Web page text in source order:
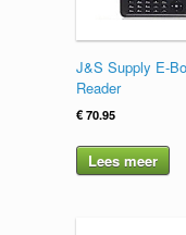
J&S Supply E-
Reader
€70.95
Lees meer